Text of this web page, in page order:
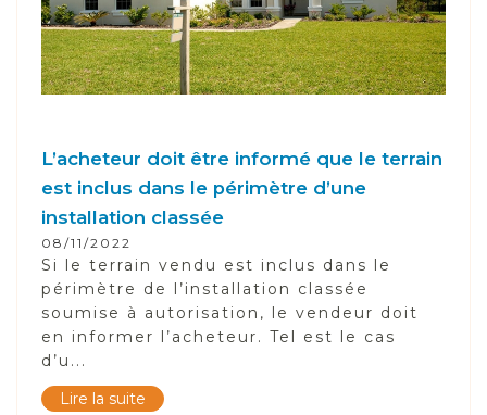
L’acheteur doit être informé que le terrain
est inclus dans le périmètre d’une
installation classée
08/11/2022
Si le terrain vendu est inclus dans le
périmètre de l’installation classée
soumise à autorisation, le vendeur doit
en informer l’acheteur. Tel est le cas
d’u...
Lire la suite